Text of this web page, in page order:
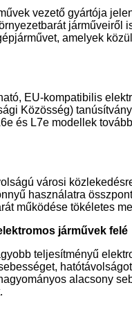
vezető gyártója
amelyek
EU-kompatibilis
Közösség)
és L7e modellek
városi
használatra
működése tökéletes
járművek felé
teljesítményű
alacsony